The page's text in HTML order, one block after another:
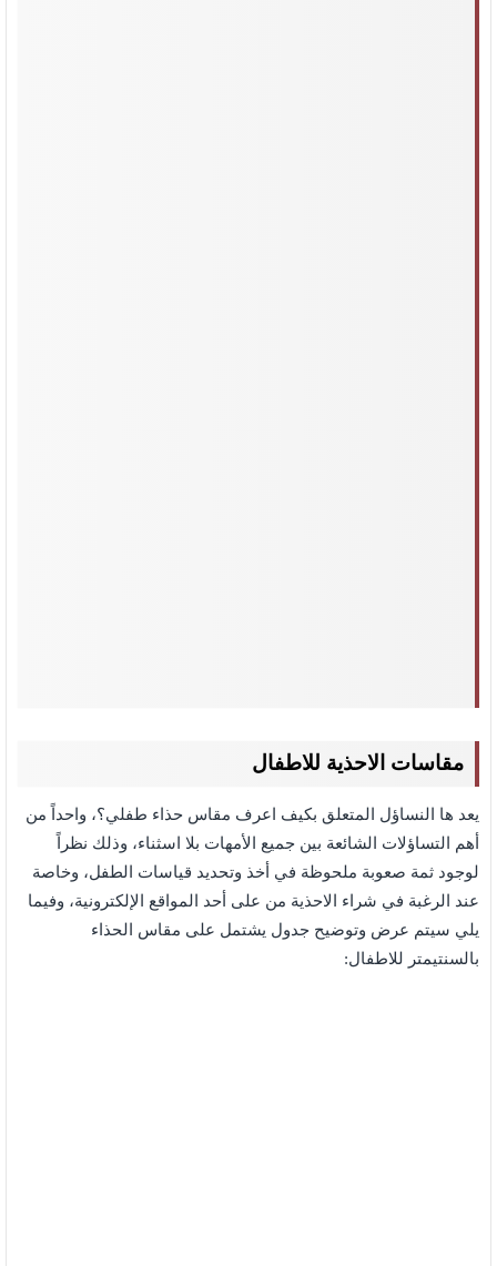
مقاسات الاحذية للاطفال
يعد ها النساؤل المتعلق بكيف اعرف مقاس حذاء طفلي؟، واحداً من
أهم التساؤلات الشائعة بين جميع الأمهات بلا اسثناء، وذلك نظراً
لوجود ثمة صعوبة ملحوظة في أخذ وتحديد قياسات الطفل، وخاصة
عند الرغبة في شراء الاحذية من على أحد المواقع الإلكترونية، وفيما
يلي سيتم عرض وتوضيح جدول يشتمل على مقاس الحذاء
بالسنتيمتر للاطفال: